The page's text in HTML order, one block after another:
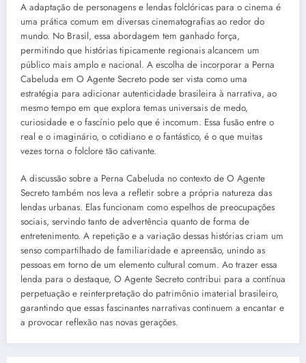
A adaptação de personagens e lendas folclóricas para o cinema é
uma prática comum em diversas cinematografias ao redor do
mundo. No Brasil, essa abordagem tem ganhado força,
permitindo que histórias tipicamente regionais alcancem um
público mais amplo e nacional. A escolha de incorporar a Perna
Cabeluda em O Agente Secreto pode ser vista como uma
estratégia para adicionar autenticidade brasileira à narrativa, ao
mesmo tempo em que explora temas universais de medo,
curiosidade e o fascínio pelo que é incomum. Essa fusão entre o
real e o imaginário, o cotidiano e o fantástico, é o que muitas
vezes torna o folclore tão cativante.
A discussão sobre a Perna Cabeluda no contexto de O Agente
Secreto também nos leva a refletir sobre a própria natureza das
lendas urbanas. Elas funcionam como espelhos de preocupações
sociais, servindo tanto de advertência quanto de forma de
entretenimento. A repetição e a variação dessas histórias criam um
senso compartilhado de familiaridade e apreensão, unindo as
pessoas em torno de um elemento cultural comum. Ao trazer essa
lenda para o destaque, O Agente Secreto contribui para a contínua
perpetuação e reinterpretação do patrimônio imaterial brasileiro,
garantindo que essas fascinantes narrativas continuem a encantar e
a provocar reflexão nas novas gerações.